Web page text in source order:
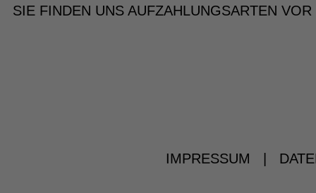
SIE FINDEN UNS AUFZAHLUNGSARTEN VOR
IMPRESSUM